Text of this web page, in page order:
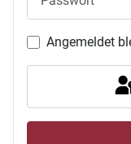
Angemeldet